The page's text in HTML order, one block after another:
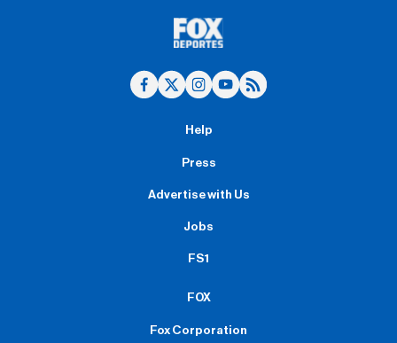
Help
Press
Advertise with Us
Jobs
FS1
FOX
Fox Corporation